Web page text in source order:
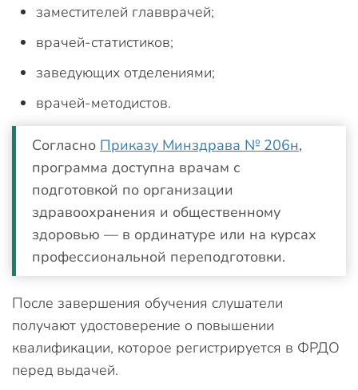
заместителей главврачей;
врачей-статистиков;
заведующих отделениями;
врачей-методистов.
Согласно Приказу Минздрава № 206н,
программа доступна врачам с
подготовкой по организации
здравоохранения и общественному
здоровью — в ординатуре или на курсах
профессиональной переподготовки.
После завершения обучения слушатели
получают удостоверение о повышении
квалификации, которое регистрируется в ФРДО
перед выдачей.